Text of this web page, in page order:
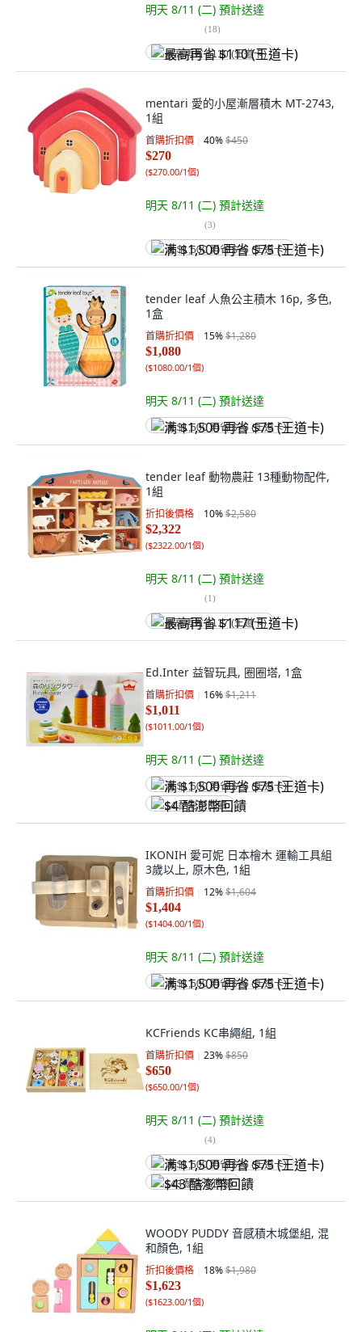
明天 8/11 (二) 預計送達
(18)
最高再省 $110 (王道卡)
mentari 愛的小屋漸層積木 MT-2743,
1組
首購折扣價 40%$450
$270
($270.00/1個)
明天 8/11 (二) 預計送達
(3)
满 $1,500 再省 $75 (王道卡)
tender leaf 人魚公主積木 16p, 多色,
1盒
首購折扣價 15%$1,280
$1,080
($1080.00/1個)
明天 8/11 (二) 預計送達
满 $1,500 再省 $75 (王道卡)
tender leaf 動物農莊 13種動物配件,
1組
折扣後價格 10%$2,580
$2,322
($2322.00/1個)
明天 8/11 (二) 預計送達
(1)
最高再省 $117 (王道卡)
Ed.Inter 益智玩具, 圈圈塔, 1盒
首購折扣價 16%$1,211
$1,011
($1011.00/1個)
明天 8/11 (二) 預計送達
满 $1,500 再省 $75 (王道卡)
$4 酷澎幣回饋
IKONIH 愛可妮 日本檜木 運輸工具組
3歲以上, 原木色, 1組
首購折扣價 12%$1,604
$1,404
($1404.00/1個)
明天 8/11 (二) 預計送達
满 $1,500 再省 $75 (王道卡)
KCFriends KC串繩組, 1組
首購折扣價 23%$850
$650
($650.00/1個)
明天 8/11 (二) 預計送達
(4)
满 $1,500 再省 $75 (王道卡)
$43 酷澎幣回饋
WOODY PUDDY 音感積木城堡組, 混
和顏色, 1組
折扣後價格 18%$1,980
$1,623
($1623.00/1個)